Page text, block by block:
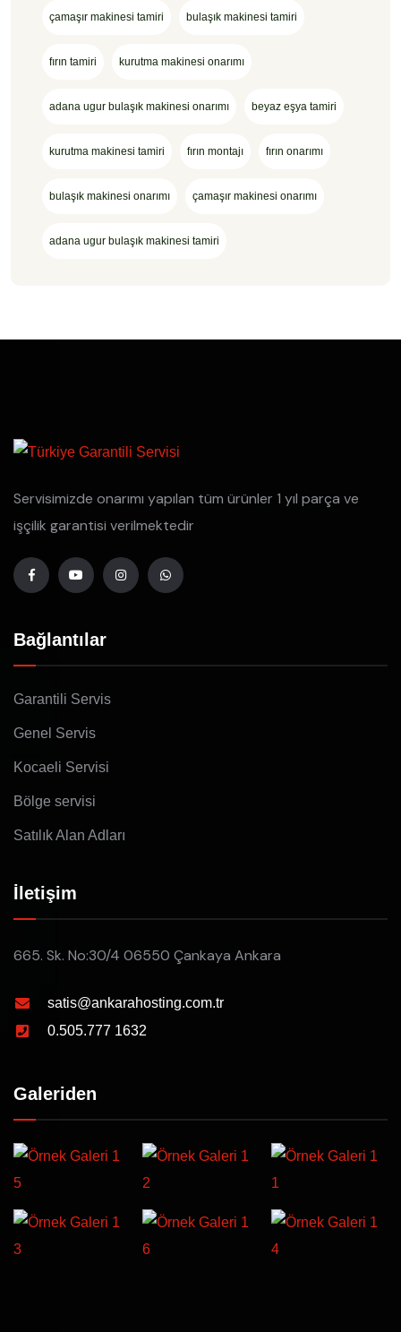
çamaşır makinesi tamiri bulaşık makinesi tamiri
fırın tamiri kurutma makinesi onarımı
adana ugur bulaşık makinesi onarımı beyaz eşya tamiri
kurutma makinesi tamiri fırın montajı fırın onarımı
bulaşık makinesi onarımı çamaşır makinesi onarımı
adana ugur bulaşık makinesi tamiri
Servisimizde onarımı yapılan tüm ürünler 1 yıl parça ve
işçilik garantisi verilmektedir
Bağlantılar
Garantili Servis
Genel Servis
Kocaeli Servisi
Bölge servisi
Satılık Alan Adları
İletişim
665. Sk. No:30/4 06550 Çankaya Ankara
satis@ankarahosting.com.tr
0.505.777 1632
Galeriden